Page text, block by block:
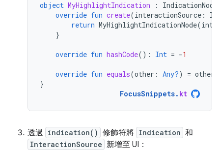
object MyHighlightIndication :
override fun create(interactionSource :
return MyHighlightIndicationNode(
}
override fun hashCode(): Int = -1
override fun equals(other : Any?) = other
}
FocusSnippets. kt
透過 indication() 修飾符將 Indication 和
InteractionSource 新增至 UI：